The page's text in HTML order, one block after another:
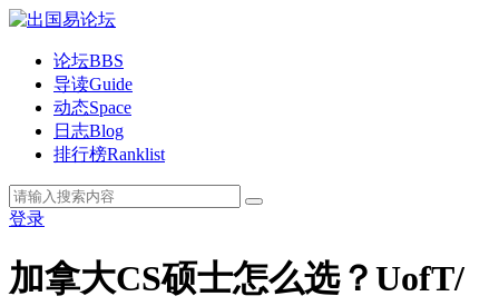
论坛BBS
导读Guide
动态Space
日志Blog
排行榜Ranklist
登录
加拿大CS硕士怎么选？UofT/